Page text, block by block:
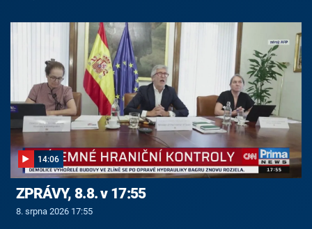
14:06
ZPRÁVY, 8.8. v 17:55
8. srpna 2026 17:55